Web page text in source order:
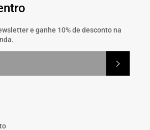
e ganhe 10% de desconto na